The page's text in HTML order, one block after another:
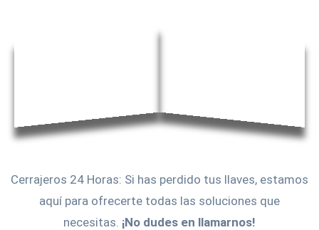
Cerrajeros 24 Horas: Si has perdido tus llaves, estamos
aquí para ofrecerte todas las soluciones que
necesitas. ¡No dudes en llamarnos!